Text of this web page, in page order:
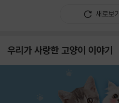
새로보
우리가 사랑한 고양이 이야기